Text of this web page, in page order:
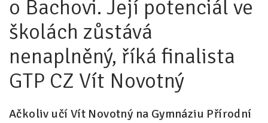
Kápézetka - průvodce pro zřizovatele
Klub zřizovatelů
O nás
Partneři a dárci
o Bachovi. Její potenciál ve
školách zůstává
nenaplněný, říká finalista
GTP CZ Vít Novotný
Ačkoliv učí Vít Novotný na Gymnáziu Přírodní